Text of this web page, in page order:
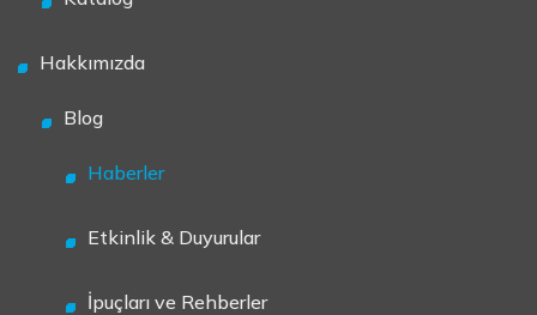
Hakkımızda
Blog
Haberler
Etkinlik & Duyurular
İpuçları ve Rehberler